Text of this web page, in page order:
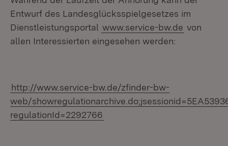
Entwurf des Landesglücksspielgesetzes im
Dienstleistungsportal www.service-bw.de von
allen Interessierten eingesehen werden:
http://www.service-bw.de/zfinder-bw-
web/
regulationId=2292766